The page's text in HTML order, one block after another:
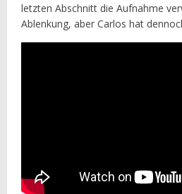
letzten Abschnitt die Aufnahme
Ablenkung, aber Carlos hat